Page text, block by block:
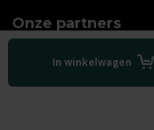
In winkelwagen
Onze partners